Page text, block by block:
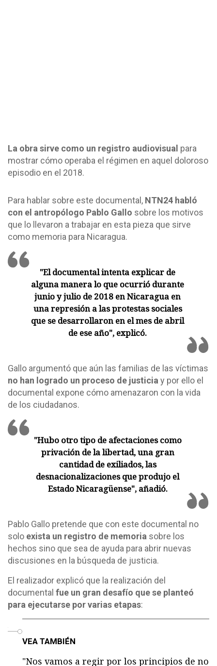
La obra sirve como un registro audiovisual para
mostrar cómo operaba el régimen en aquel doloroso
episodio en el 2018.
Para hablar sobre este documental, NTN24 habló
con el antropólogo Pablo Gallo sobre los motivos
que lo llevaron a trabajar en esta pieza que sirve
como memoria para Nicaragua.
"El documental intenta explicar de
alguna manera lo que ocurrió durante
junio y julio de 2018 en Nicaragua en
una represión a las protestas sociales
que se desarrollaron en el mes de abril
de ese año", explicó.
Gallo argumentó que aún las familias de las víctimas
no han logrado un proceso de justicia y por ello el
documental expone cómo amenazaron con la vida
de los ciudadanos.
"Hubo otro tipo de afectaciones como
privación de la libertad, una gran
cantidad de exiliados, las
desnacionalizaciones que produjo el
Estado Nicaragüense", añadió.
Pablo Gallo pretende que con este documental no
solo exista un registro de memoria sobre los
hechos sino que sea de ayuda para abrir nuevas
discusiones en la búsqueda de justicia.
El realizador explicó que la realización del
documental fue un gran desafío que se planteó
para ejecutarse por varias etapas:
VEA TAMBIÉN
"Nos vamos a regir por los principios de no